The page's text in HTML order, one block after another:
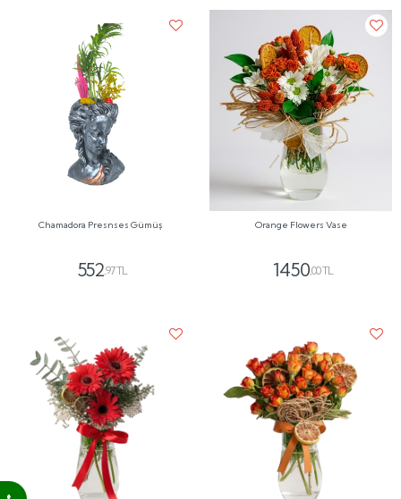
Chamadora Presnses Gümüş
552,97 TL
Orange Flowers Vase
1450,00 TL